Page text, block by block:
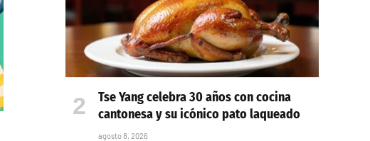
Tse Yang celebra 30 años con cocina
cantonesa y su icónico pato laqueado
agosto 8, 2026